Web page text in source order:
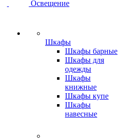
Освещение
Шкафы
Шкафы барные
Шкафы для
одежды
Шкафы
книжные
Шкафы купе
Шкафы
навесные